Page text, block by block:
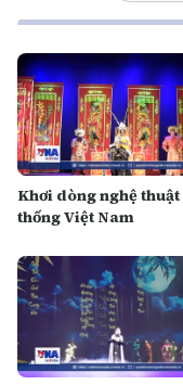
Khơi dòng nghệ
thống Việt Nam